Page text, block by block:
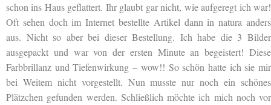
schon ins Haus geflattert. Ihr glaubt gar nicht, wie aufgeregt ich war!
Oft sehen doch im Internet bestellte Artikel dann in natura anders
aus. Nicht so aber bei dieser Bestellung. Ich habe die 3 Bilder
ausgepackt und war von der ersten Minute an begeistert! Diese
Farbbrillanz und Tiefenwirkung – wow!! So schön hatte ich sie mir
bei Weitem nicht vorgestellt. Nun musste nur noch ein schönes
Plätzchen gefunden werden. Schließlich möchte ich mich noch vor